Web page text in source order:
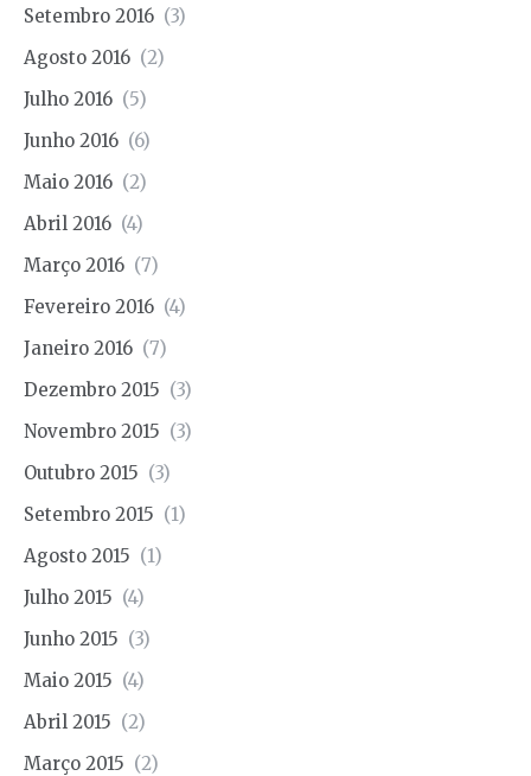
Setembro 2016 (3)
Agosto 2016 (2)
Julho 2016 (5)
Junho 2016 (6)
Maio 2016 (2)
Abril 2016 (4)
Março 2016 (7)
Fevereiro 2016 (4)
Janeiro 2016 (7)
Dezembro 2015 (3)
Novembro 2015 (3)
Outubro 2015 (3)
Setembro 2015 (1)
Agosto 2015 (1)
Julho 2015 (4)
Junho 2015 (3)
Maio 2015 (4)
Abril 2015 (2)
Março 2015 (2)